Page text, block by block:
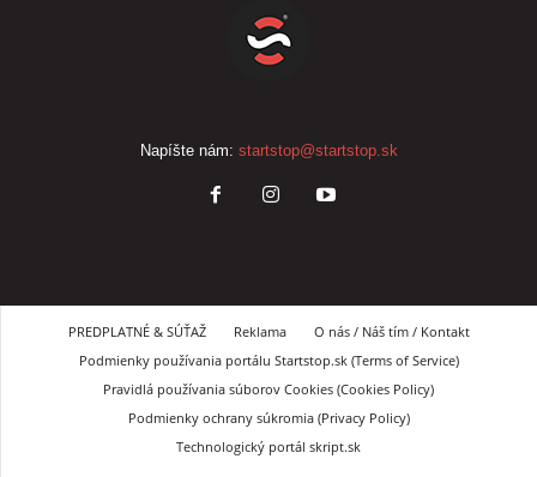
Napíšte nám: startstop@startstop.sk
PREDPLATNÉ & SÚŤAŽ Reklama
O nás / Náš tím / Kontakt
Podmienky používania portálu Startstop.sk (Terms of Service)
Pravidlá používania súborov Cookies (Cookies Policy)
Podmienky ochrany súkromia (Privacy Policy)
Technologický portál skript.sk